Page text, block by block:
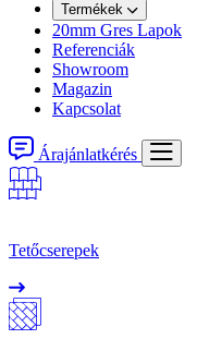
Termékek
20mm Gres Lapok
Referenciák
Showroom
Magazin
Kapcsolat
Árajánlatkérés
Tetőcserepek